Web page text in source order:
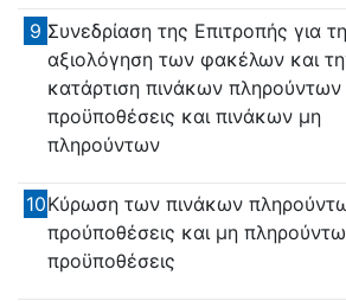
9 Συνεδρίαση της Επιτροπής για
αξιολόγηση των φακέλων και
κατάρτιση πινάκων πληρούντων
προϋποθέσεις και πινάκων μη
πληρούντων
10Κύρωση των πινάκων
προύποθέσεις και μη
προϋποθέσεις